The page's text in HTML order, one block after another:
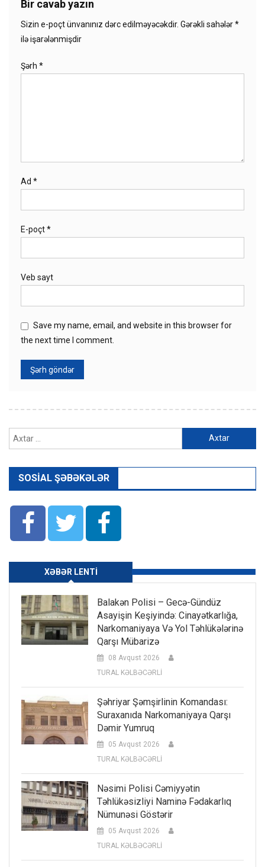
Bir cavab yazın
Sizin e-poçt ünvanınız dərc edilməyəcəkdir. Gərəkli sahələr*
ilə işarələnmişdir
Şərh *
Ad *
E-poçt*
Veb sayt
Save my name, email, and website in this browser for
the next time I comment.
SOSIAL ŞƏBƏKƏLƏR
XƏBƏR LENTI
Balakən Polisi – Gecə-Gündüz
Asayişin Keşiyində: Cinayətkarlığa,
Narkomaniyaya Və Yol Təhlükələrinə
Qarşı Mübarizə
08 Avqust 2026
TURAL KƏLBƏCƏRLİ
Şəhriyar Şəmşirlinin Komandası:
Suraxanıda Narkomaniyaya Qarşı
Dəmir Yumruq
05 Avqust 2026
TURAL KƏLBƏCƏRLİ
Nəsimi Polisi Cəmiyyətin
Təhlükəsizliyi Naminə Fədakarlıq
Nümunəsi Göstərir
05 Avqust 2026
TURAL KƏLBƏCƏRLİ